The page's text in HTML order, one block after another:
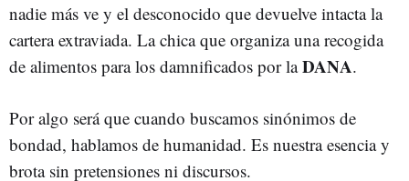
nadie más ve y el desconocido que devuelve intacta la
cartera extraviada. La chica que organiza una recogida
de alimentos para los damnificados por laDANA.
Por algo será que cuando buscamos sinónimos de
bondad, hablamos de humanidad. Es nuestra esencia y
brota sin pretensiones ni discursos.